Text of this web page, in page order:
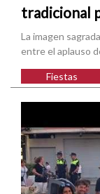
tradicional
La imagen
entre el aplauso
Fiestas